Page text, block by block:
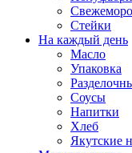
Стейки
На каждый день
Масло
Упаковка
Соусы
Напитки
Хлеб
Якутские